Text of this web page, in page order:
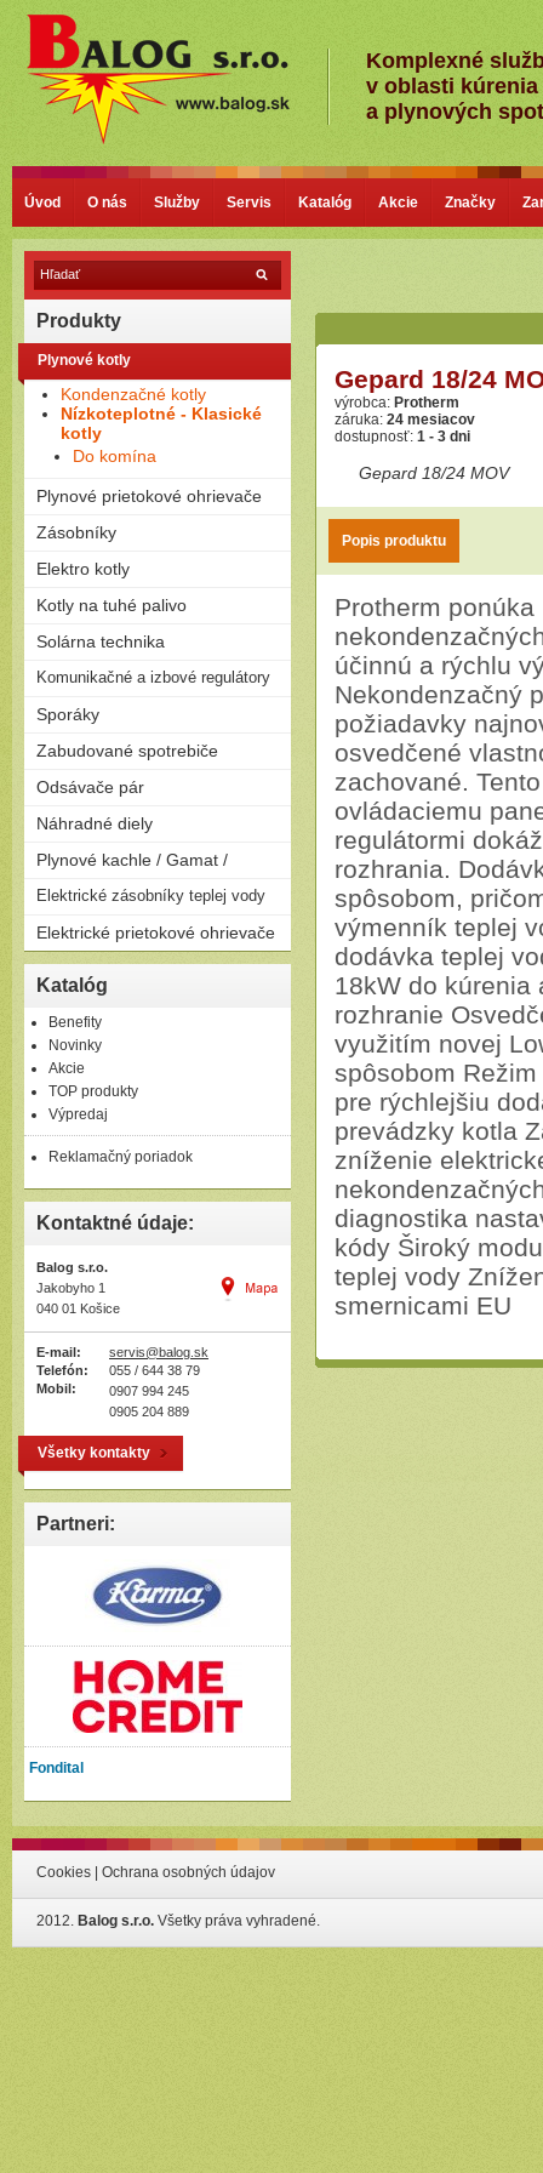
Komplexné
v oblasti kúrenia
a plynových
Úvod O nás Služby Servis Katalóg Akcie Značky
Produkty
Plynové kotly
Kondenzačné kotly
Nízkoteplotné - Klasické
kotly
Do komína
Plynové prietokové ohrievače
Plamienkové (s horáčikom)
Turbo (cez stenu - nútený
Zásobníky
Priamoohrievané zásobníky
Závesné
Elektro kotly
Len na kúrenie
zásobník)
Kotly na tuhé palivo
Splyňovacie - pyrolitické kotly
Peletizačné kotly
uhlie
Solárna technika
Solárne zostavy - ploché
Solárne zostavy - vákuové
Komunikačné a izbové regulátory
Regulátory
Sporáky
Plynové
Kombinované
Zabudované spotrebiče
Rúry
Umývačky riadu
Odsávače pár
Komínové
Ostrovčekové
Náhradné diely
Plynové kachle / Gamat /
Plynové kachle
Elektrické zásobníky teplej vody
Závesné
Ležaté
Elektrické prietokové ohrievače
Elektrické prietokové
ohrievače
Katalóg
Benefity
Novinky
Akcie
TOP produkty
Výpredaj
Reklamačný poriadok
Kontaktné údaje:
Balog s.r.o.
Jakobyho 1
040 01 Košice
E-mail:
servis@balog.sk
Telefón:
055 / 644 38 79
Mobil:
0907 994 245
0905 204 889
Všetky kontakty
Partneri:
Fondital
Gepard 18/24
výrobca: Protherm
záruka: 24 mesiacov
dostupnosť: 1 - 3 dni
Gepard 18/24 MOV
Popis produktu
Protherm
účinnú a rýchlu
Nekondenzačný
požiadavky
osvedčené
zachované.
ovládaciemu
regulátormi
rozhrania.
spôsobom,
výmenník teplej
dodávka teplej
18kW do kúrenia
rozhranie
využitím novej
spôsobom
pre rýchlejšiu
prevádzky kotla
zníženie
diagnostika
kódy Široký
teplej vody
smernicami EU
Cookies Ochrana osobných údajov
2012. Balog s.r.o. Všetky práva vyhradené.